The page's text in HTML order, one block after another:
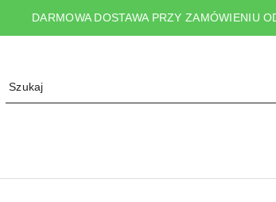
DARMOWA DOSTAWA PRZY ZAMÓWIENIU